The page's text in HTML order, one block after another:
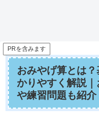
PRを含みます
おみやげ算とは
かりやすく解説
や練習問題も紹介